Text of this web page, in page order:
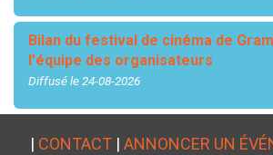
Bilan du festival de cinéma de
l'équipe des organisateurs
Diffusé le 24-08-2026
| CONTACT | ANNONCER UN